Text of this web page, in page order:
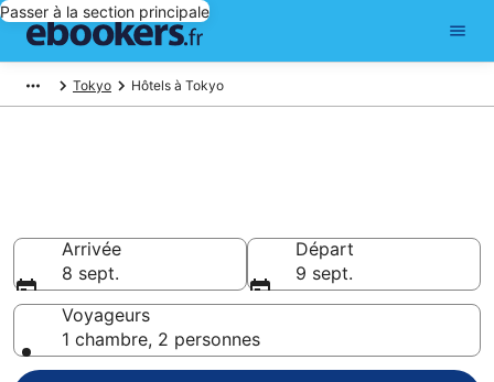
Passer à la section principale
Tokyo Hôtels à Tokyo
Arrivée
8 sept.
Départ
9 sept.
Voyageurs
1 chambre, 2 personnes